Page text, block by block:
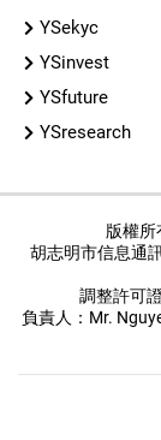
YSekyc
YSinvest
YSfuture
YSresearch
版權所
胡志明市信息通
調整許可
負責人：Mr.